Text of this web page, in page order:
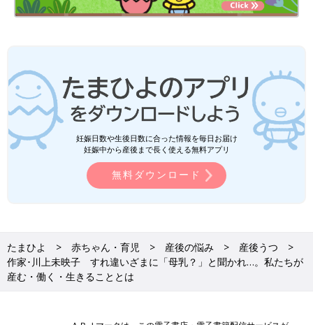
妊娠日数や生後日数に合った情報を毎日お届け
妊娠中から産後まで長く使える無料アプリ
無料ダウンロード
たまひよ 赤ちゃん・育児 産後の悩み
産後うつ
作家･川上未映子 すれ違いざまに「母乳？」と聞かれ…。私たちが
産む・働く・生きることとは